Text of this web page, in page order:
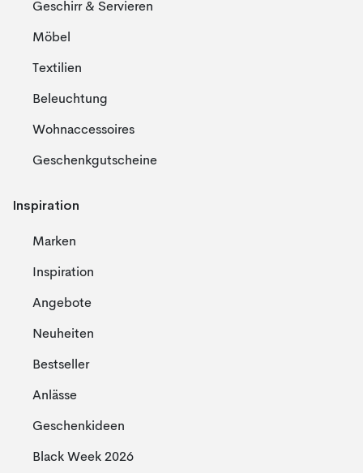
Geschirr & Servieren
Möbel
Textilien
Beleuchtung
Wohnaccessoires
Geschenkgutscheine
Inspiration
Marken
Inspiration
Angebote
Neuheiten
Bestseller
Anlässe
Geschenkideen
Black Week 2026